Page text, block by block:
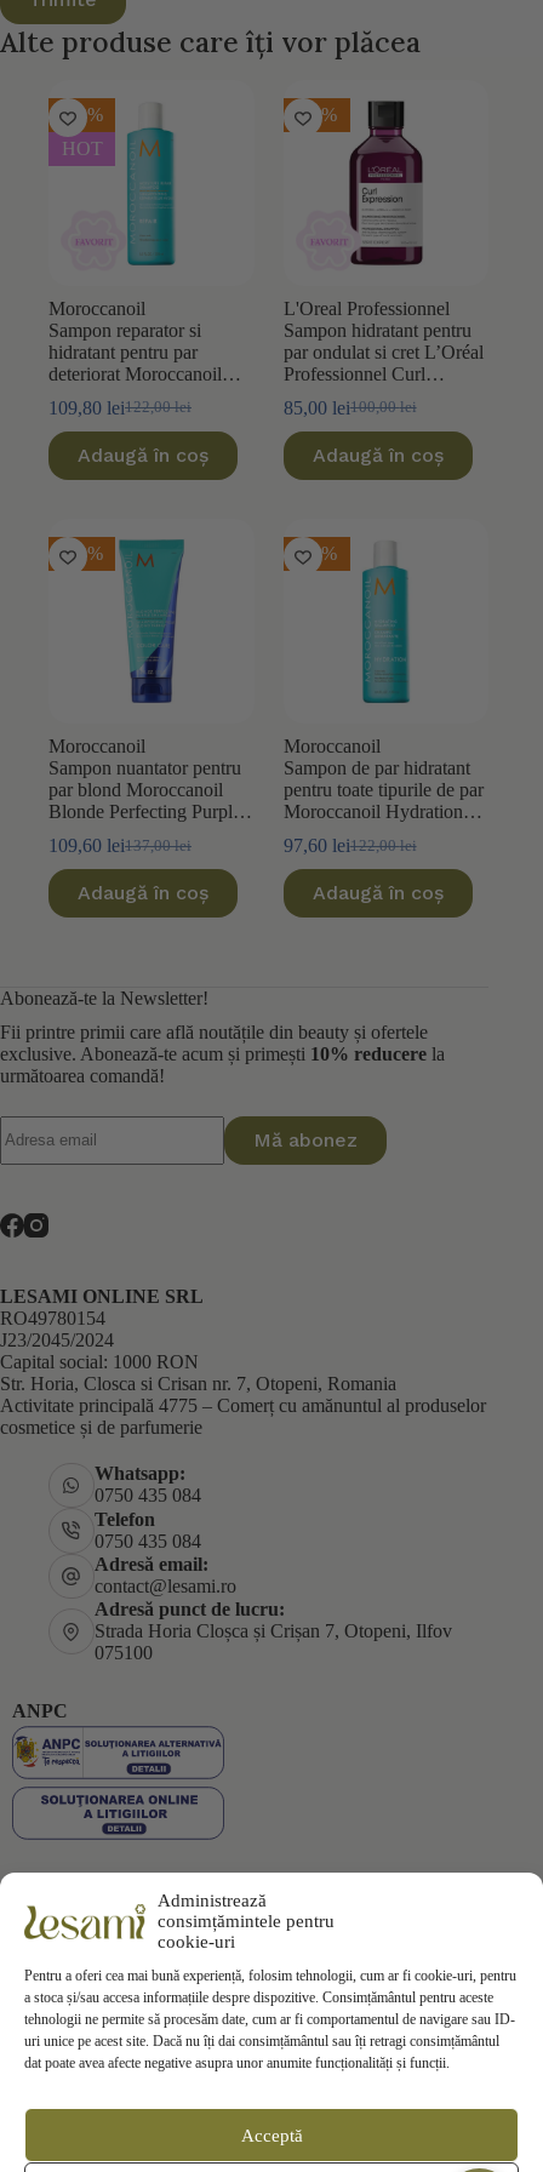
Alte produse care îți vor plăcea
-10%
HOT
Moroccanoil
Sampon reparator si
hidratant pentru par
deteriorat Moroccanoil
122,00lei
Prețul
inițial
a
fost:
109,80 leiPrețul
curent
este:
109,80 lei.
Adaugă în coș
-15%
L'Oreal Professionnel
Sampon hidratant pentru
par ondulat si cret L’Oréal
Professionnel Curl
100,00lei
Prețul
inițial
a
fost:
85,00 leiPrețul
curent
este:
85,00 lei.
Adaugă în coș
-20%
Moroccanoil
Sampon nuantator pentru
par blond Moroccanoil
Blonde Perfecting Purple
Color Care 200ml
137,00lei
Prețul
a
fost:
109,60 leiPrețul
este:
109,60 lei.
Adaugă în coș
-20%
Moroccanoil
Sampon de par hidratant
pentru toate tipurile de par
Moroccanoil Hydration
250ml
122,00lei
Prețul
a
fost:
97,60 leiPrețul
este:
97,60 lei.
Adaugă în coș
Abonează-te la Newsletter!
Fii printre primii care află noutățile din beauty și ofertele
exclusive. Abonează-te acum și primești 10% reducere la
următoarea comandă!
Mă abonez
LESAMI ONLINE SRL
RO49780154
J23/2045/2024
Capital social: 1000 RON
Str. Horia, Closca si Crisan nr. 7, Otopeni, Romania
Activitate principală 4775 – Comerț cu amănuntul al produselor
cosmetice și de parfumerie
Whatsapp:
0750 435 084
Telefon
0750 435 084
Adresă email:
contact@lesami.ro
Adresă punct de lucru:
Strada Horia Cloșca și Crișan 7, Otopeni, Ilfov
075100
ANPC
Plata securizată
Informații
Politica de Retur
Administrează
consimțămintele pentru
cookie-uri
Pentru a oferi cea mai bună experiență, folosim tehnologii, cum ar fi cookie-uri, pentru
a stoca și/sau accesa informațiile despre dispozitive. Consimțământul pentru aceste
tehnologii ne permite să procesăm date, cum ar fi comportamentul de navigare sau ID-
uri unice pe acest site. Dacă nu îți dai consimțământul sau îți retragi consimțământul
dat poate avea afecte negative asupra unor anumite funcționalități și funcții.
Acceptă